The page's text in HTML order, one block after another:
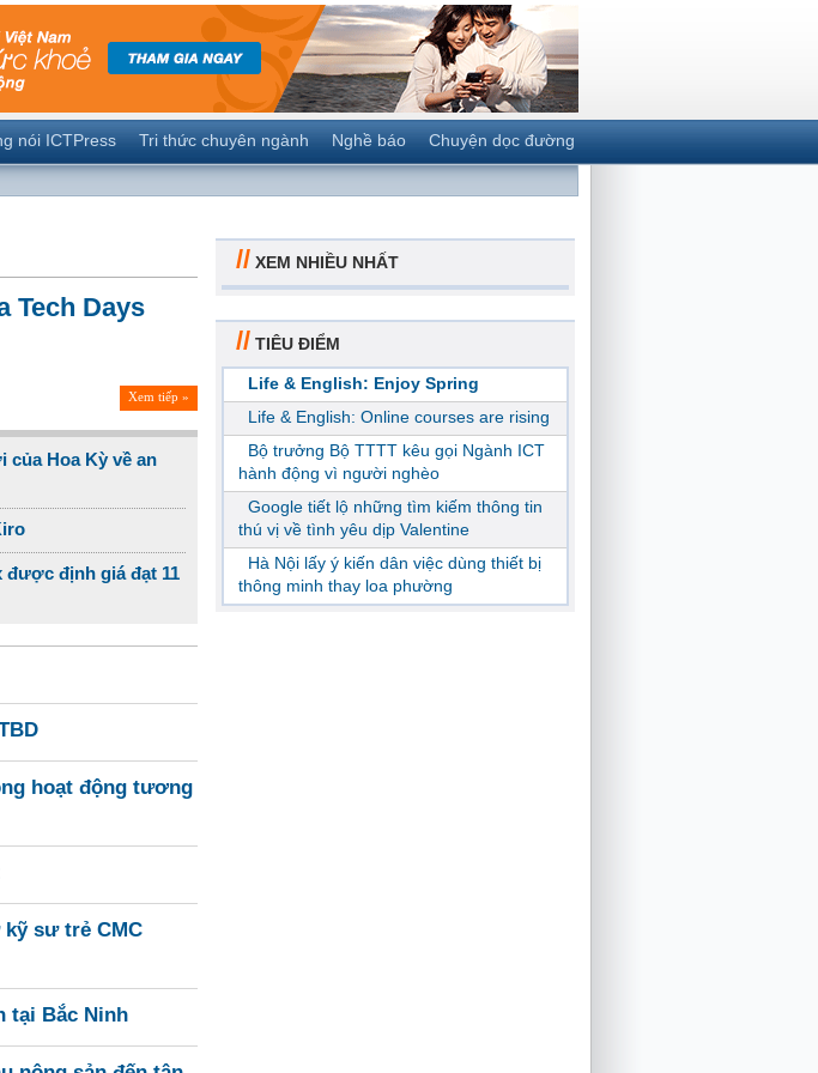
nói ICTPress Tri thức chuyên ngành Nghề báo Chuyện dọc đường
Tech Days
Xem tiếp »
của Hoa Kỳ về an
được định giá đạt 11
hoạt động tương
sư trẻ CMC
tại Bắc Ninh
// XEM NHIỀU NHẤT
// TIÊU ĐIỂM
Life & English: Enjoy Spring
Life & English: Online courses are rising
Bộ trưởng Bộ TTTT kêu gọi Ngành ICT
hành động vì người nghèo
Google tiết lộ những tìm kiếm thông tin
thú vị về tình yêu dịp Valentine
Hà Nội lấy ý kiến dân việc dùng thiết bị
thông minh thay loa phường